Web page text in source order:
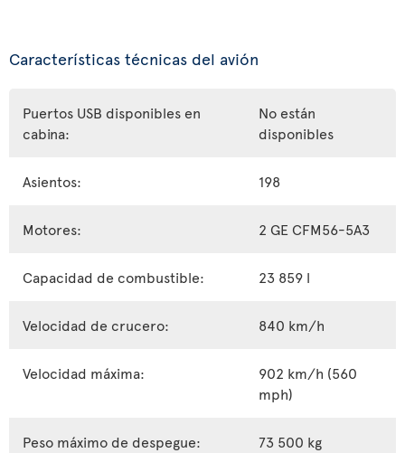
Características técnicas del avión
Puertos USB disponibles en
cabina:
No están
disponibles
Asientos: 198
Motores: 2 GE CFM56-5A3
Capacidad de combustible: 23 859 l
Velocidad de crucero: 840 km/h
Velocidad máxima:
902 km/h (560
mph)
Peso máximo de despegue: 73 500 kg